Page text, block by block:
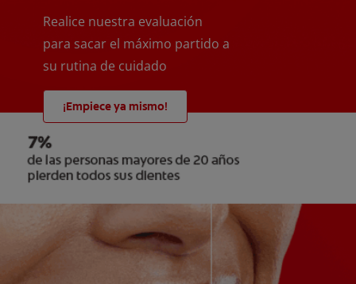
Realice nuestra evaluación
para sacar el máximo partido a
su rutina de cuidado
¡Empiece ya mismo!